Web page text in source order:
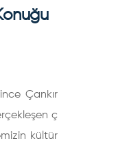
Çankır
ç
kültür